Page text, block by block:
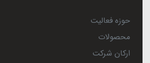
حوزه فعالیت
محصولات
ارکان شرکت